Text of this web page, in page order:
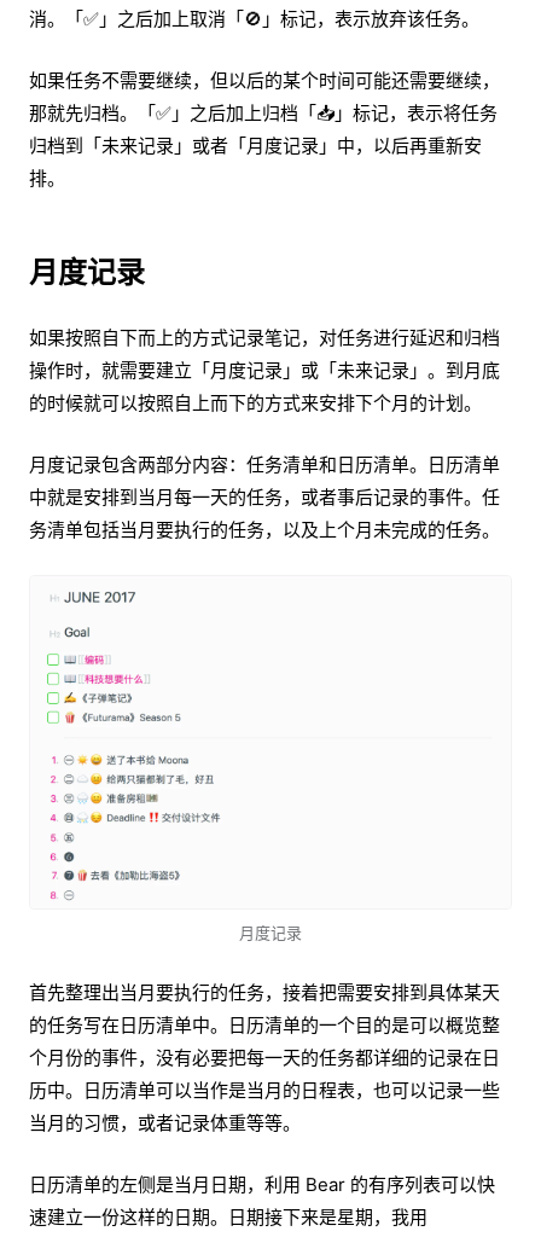
消。「✅」之后加上取消「🚫」标记，表示放弃该任务。
如果任务不需要继续，但以后的某个时间可能还需要继续，
那就先归档。「✅」之后加上归档「📥」标记，表示将任务
归档到「未来记录」或者「月度记录」中，以后再重新安
排。
月度记录
如果按照自下而上的方式记录笔记，对任务进行延迟和归档
操作时，就需要建立「月度记录」或「未来记录」。到月底
的时候就可以按照自上而下的方式来安排下个月的计划。
月度记录包含两部分内容：任务清单和日历清单。日历清单
中就是安排到当月每一天的任务，或者事后记录的事件。任
务清单包括当月要执行的任务，以及上个月未完成的任务。
月度记录
首先整理出当月要执行的任务，接着把需要安排到具体某天
的任务写在日历清单中。日历清单的一个目的是可以概览整
个月份的事件，没有必要把每一天的任务都详细的记录在日
历中。日历清单可以当作是当月的日程表，也可以记录一些
当月的习惯，或者记录体重等等。
日历清单的左侧是当月日期，利用 Bear 的有序列表可以快
速建立一份这样的日期。日期接下来是星期，我用